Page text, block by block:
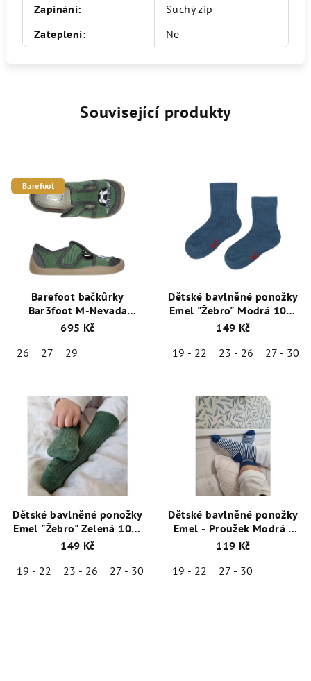
Zapínání:
Suchý zip
Zateplení: Ne
Související produkty
Barefoot
Barefoot bačkůrky
Bar3foot M-Nevada
3BS3/34 Zelená
695 Kč
26
27 29
Dětské bavlněné ponožky
Emel "Žebro" Modrá 100-
24
149 Kč
19 - 22
23 - 26 27 - 30
Dětské bavlněné ponožky
Emel "Žebro" Zelená 100-
28
149 Kč
19 - 22
23 - 26 27 - 30
Dětské bavlněné ponožky
Emel - Proužek Modrá -
100-61
119 Kč
19 - 22
27 - 30